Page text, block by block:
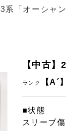
「オーシャ
【中古
ランク 【A´】
■状態
スリーブ